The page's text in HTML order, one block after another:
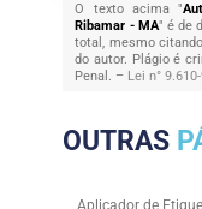
O texto acima "
Ribamar - MA" é de
total, mesmo
do autor. Plágio é
Penal. – Lei n°
OUTRAS